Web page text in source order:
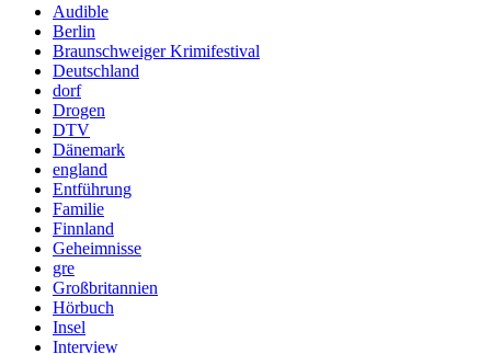
Audible
Berlin
Braunschweiger Krimifestival
Deutschland
dorf
Drogen
DTV
Dänemark
england
Entführung
Familie
Finnland
Geheimnisse
gre
Großbritannien
Hörbuch
Insel
Interview